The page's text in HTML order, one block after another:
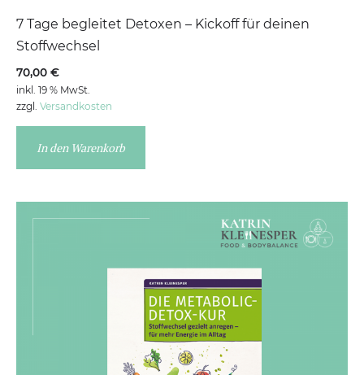
7 Tage begleitet Detoxen – Kickoff für deinen
Stoffwechsel
70,00 €
inkl. 19 % MwSt.
zzgl. Versandkosten
In den Warenkorb